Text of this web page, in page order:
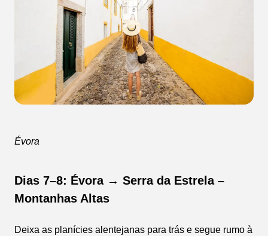
Évora
Dias 7–8: Évora → Serra da Estrela –
Montanhas Altas
Deixa as planícies alentejanas para trás e segue rumo à